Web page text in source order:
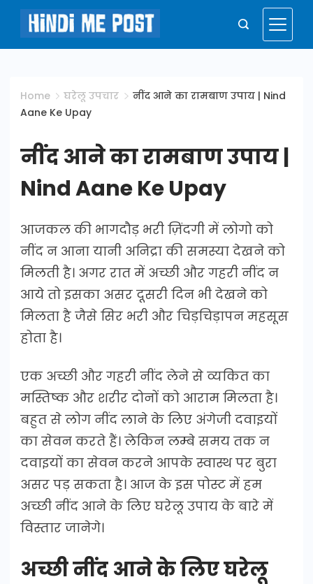
Skip
content
Hindi
Me
Post
Home घरेलू उपचार
नींद आने का रामबाण उपाय | Nind
Aane Ke Upay
नींद आने का रामबाण उपाय |
Nind Aane Ke Upay
आजकल की भागदौड़ भरी ज़िंदगी में लोगो को
नींद न आना यानी अनिद्रा की समस्या देखने को
मिलती है। अगर रात में अच्छी और गहरी नींद न
आये तो इसका असर दूसरी दिन भी देखने को
मिलता है जैसे सिर भरी और चिड़चिड़ापन महसूस
होता है।
एक अच्छी और गहरी नींद लेने से व्यकित का
मस्तिष्क और शरीर दोनों को आराम मिलता है।
बहुत से लोग नींद लाने के लिए अंगेजी दवाइयों
का सेवन करते हैं। लेकिन लम्बे समय तक न
दवाइयों का सेवन करने आपके स्वास्थ पर बुरा
असर पड़ सकता है। आज के इस पोस्ट में हम
अच्छी नींद आने के लिए घरेलू उपाय के बारे में
विस्तार जानेगे।
अच्छी नींद आने के लिए घरेलू